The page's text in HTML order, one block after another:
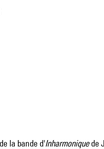
la bande d'Inharmoniquede